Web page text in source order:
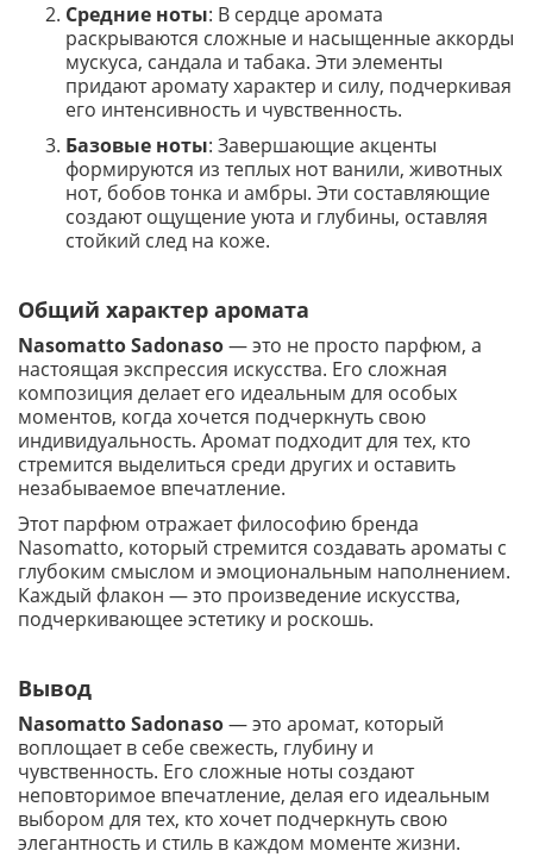
Средние ноты: В сердце аромата
раскрываются сложные и насыщенные аккорды
мускуса, сандала и табака. Эти элементы
придают аромату характер и силу, подчеркивая
его интенсивность и чувственность.
Базовые ноты: Завершающие акценты
формируются из теплых нот ванили, животных
нот, бобов тонка и амбры. Эти составляющие
создают ощущение уюта и глубины, оставляя
стойкий след на коже.
Общий характер аромата
Nasomatto Sadonaso— это не просто парфюм, а
настоящая экспрессия искусства. Его сложная
композиция делает его идеальным для особых
моментов, когда хочется подчеркнуть свою
индивидуальность. Аромат подходит для тех, кто
стремится выделиться среди других и оставить
незабываемое впечатление.
Этот парфюм отражает философию бренда
Nasomatto, который стремится создавать ароматы с
глубоким смыслом и эмоциональным наполнением.
Каждый флакон — это произведение искусства,
подчеркивающее эстетику и роскошь.
Вывод
Nasomatto Sadonaso— это аромат, который
воплощает в себе свежесть, глубину и
чувственность. Его сложные ноты создают
неповторимое впечатление, делая его идеальным
выбором для тех, кто хочет подчеркнуть свою
элегантность и стиль в каждом моменте жизни.